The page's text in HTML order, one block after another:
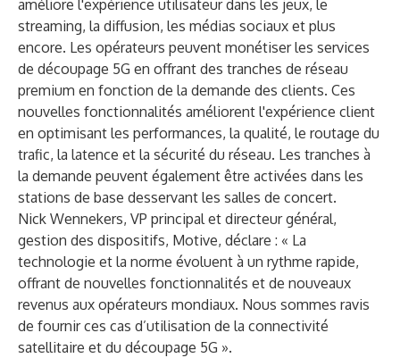
améliore l'expérience utilisateur dans les jeux, le
streaming, la diffusion, les médias sociaux et plus
encore. Les opérateurs peuvent monétiser les services
de découpage 5G en offrant des tranches de réseau
premium en fonction de la demande des clients. Ces
nouvelles fonctionnalités améliorent l'expérience client
en optimisant les performances, la qualité, le routage du
trafic, la latence et la sécurité du réseau. Les tranches à
la demande peuvent également être activées dans les
stations de base desservant les salles de concert.
Nick Wennekers, VP principal et directeur général,
gestion des dispositifs, Motive, déclare : « La
technologie et la norme évoluent à un rythme rapide,
offrant de nouvelles fonctionnalités et de nouveaux
revenus aux opérateurs mondiaux. Nous sommes ravis
de fournir ces cas d’utilisation de la connectivité
satellitaire et du découpage 5G ».